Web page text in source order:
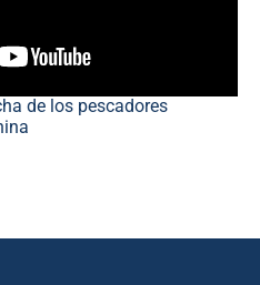
de los pescadores